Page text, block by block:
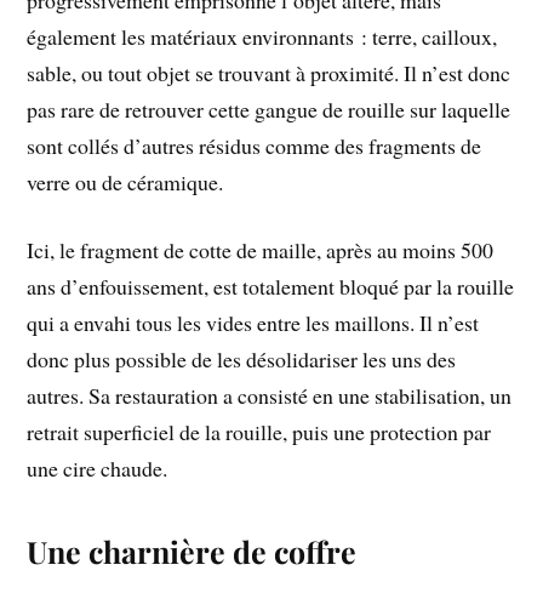
également les matériaux environnants : terre, cailloux,
sable, ou tout objet se trouvant à proximité. Il n’est donc
pas rare de retrouver cette gangue de rouille sur laquelle
sont collés d’autres résidus comme des fragments de
verre ou de céramique.
Ici, le fragment de cotte de maille, après au moins 500
ans d’enfouissement, est totalement bloqué par la rouille
qui a envahi tous les vides entre les maillons. Il n’est
donc plus possible de les désolidariser les uns des
autres. Sa restauration a consisté en une stabilisation, un
retrait superficiel de la rouille, puis une protection par
une cire chaude.
Une charnière de coffre